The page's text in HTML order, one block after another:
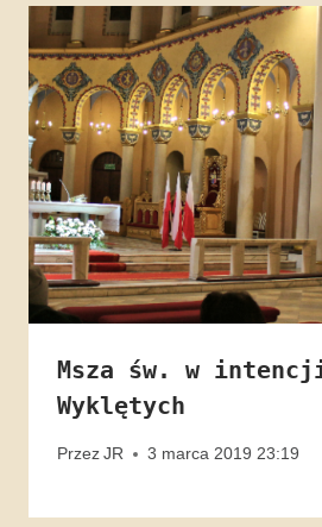
Msza św. w
Wyklętych
PrzezJR 3 marca 2019 23:19